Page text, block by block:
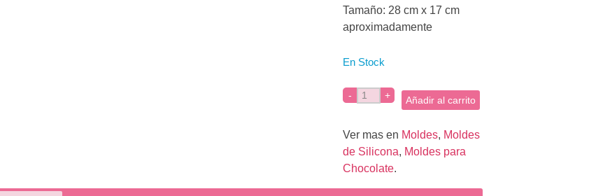
Tamaño: 28 cm x 17 cm
aproximadamente
En Stock
Añadir al carrito
Ver mas en Moldes, Moldes
de Silicona, Moldes para
Chocolate.